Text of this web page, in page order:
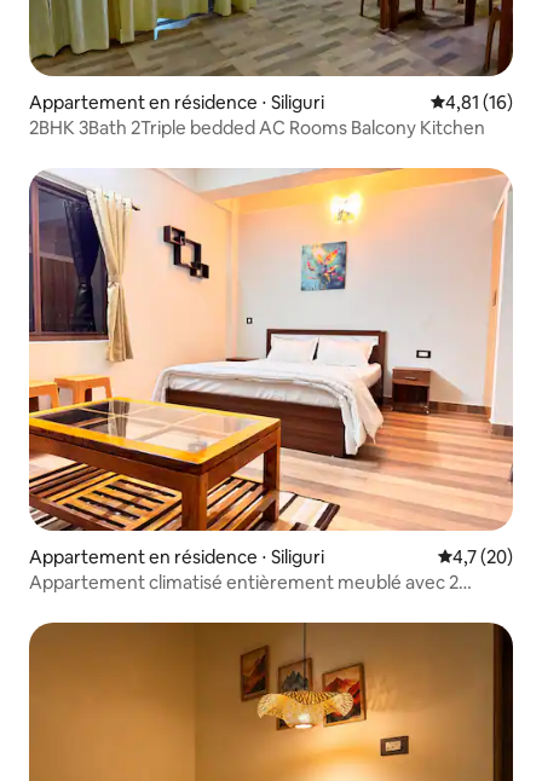
Appartement en résidence ⋅ Siliguri Évaluation
4,81 (16)
2BHK 3Bath 2Triple bedded AC Rooms Balcony Kitchen
Appartement en résidence ⋅ Siliguri Évaluation
4,7 (20)
Appartement climatisé entièrement meublé avec 2